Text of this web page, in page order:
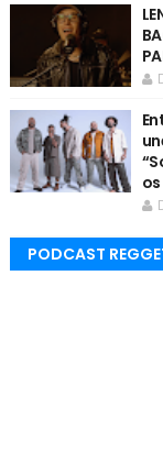
PODCAST